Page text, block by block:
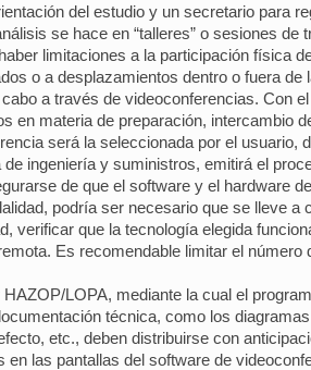
del estudio y un secretario para
se hace en “talleres” o sesiones
limitaciones a la participación física
o a desplazamientos dentro o fuera
a través de videoconferencias. Con
en materia de preparación, intercambio
será la seleccionada por el usuario,
ingeniería y suministros, emitirá el
de que el software y el hardware
podría ser necesario que se lleve
verificar que la tecnología elegida
Es recomendable limitar el
LOPA, mediante la cual el
técnica, como los
etc., deben distribuirse con
las pantallas del software de